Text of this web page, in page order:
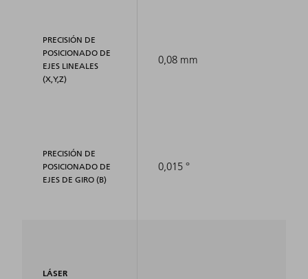
PRECISIÓN DE
POSICIONADO DE
EJES LINEALES
(X,Y,Z)
PRECISIÓN DE
POSICIONADO DE
EJES DE GIRO (B)
LÁSER
0,08 mm
0,015 °